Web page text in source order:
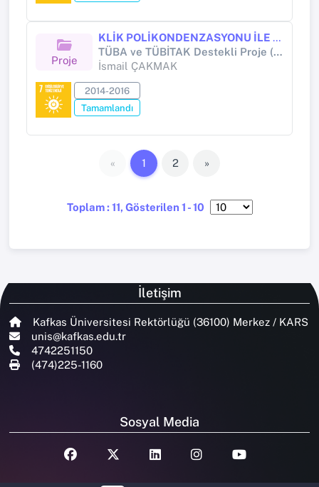
Proje
KLİK POLİKONDENZASYONU İLE DONÖR AKSEPTÖR GRUPLARI İHTİVA EDEN POLİMERLERİN SENTEZİ VE BU POLİMERLERİN GÜNEŞ HÜCRESİNDE KULLANILMASI
TÜBA ve TÜBİTAK Destekli Proje (TÜBİTAK PROJESİ)
İsmail ÇAKMAK
2014-2016
Tamamlandı
Toplam : 11, Gösterilen 1 - 10
« 1 2 »
İletişim
Kafkas Üniversitesi Rektörlüğü (36100) Merkez / KARS
unis@kafkas.edu.tr
4742251150
(474)225-1160
Sosyal Media